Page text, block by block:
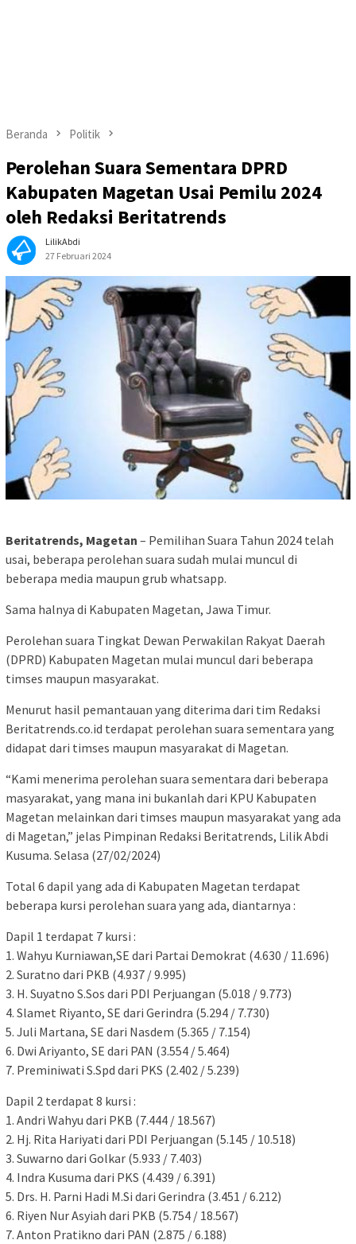
Beranda Politik
Perolehan Suara Sementara DPRD
Kabupaten Magetan Usai Pemilu 2024
oleh Redaksi Beritatrends
LilikAbdi
27 Februari 2024
Beritatrends, Magetan – Pemilihan Suara Tahun 2024 telah
usai, beberapa perolehan suara sudah mulai muncul di
beberapa media maupun grub whatsapp.
Sama halnya di Kabupaten Magetan, Jawa Timur.
Perolehan suara Tingkat Dewan Perwakilan Rakyat Daerah
(DPRD) Kabupaten Magetan mulai muncul dari beberapa
timses maupun masyarakat.
Menurut hasil pemantauan yang diterima dari tim Redaksi
Beritatrends.co.id terdapat perolehan suara sementara yang
didapat dari timses maupun masyarakat di Magetan.
“Kami menerima perolehan suara sementara dari beberapa
masyarakat, yang mana ini bukanlah dari KPU Kabupaten
Magetan melainkan dari timses maupun masyarakat yang ada
di Magetan,” jelas Pimpinan Redaksi Beritatrends, Lilik Abdi
Kusuma. Selasa (27/02/2024)
Total 6 dapil yang ada di Kabupaten Magetan terdapat
beberapa kursi perolehan suara yang ada, diantarnya :
Dapil 1 terdapat 7 kursi :
1. Wahyu Kurniawan,SE dari Partai Demokrat (4.630 / 11.696)
2. Suratno dari PKB (4.937 / 9.995)
3. H. Suyatno S.Sos dari PDI Perjuangan (5.018 / 9.773)
4. Slamet Riyanto, SE dari Gerindra (5.294 / 7.730)
5. Juli Martana, SE dari Nasdem (5.365 / 7.154)
6. Dwi Ariyanto, SE dari PAN (3.554 / 5.464)
7. Preminiwati S.Spd dari PKS (2.402 / 5.239)
Dapil 2 terdapat 8 kursi :
1. Andri Wahyu dari PKB (7.444 / 18.567)
2. Hj. Rita Hariyati dari PDI Perjuangan (5.145 / 10.518)
3. Suwarno dari Golkar (5.933 / 7.403)
4. Indra Kusuma dari PKS (4.439 / 6.391)
5. Drs. H. Parni Hadi M.Si dari Gerindra (3.451 / 6.212)
6. Riyen Nur Asyiah dari PKB (5.754 / 18.567)
7. Anton Pratikno dari PAN (2.875 / 6.188)